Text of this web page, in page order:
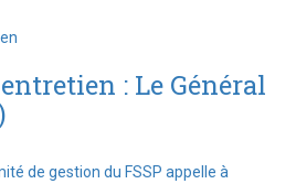
: Le Général
de gestion du FSSP appelle à